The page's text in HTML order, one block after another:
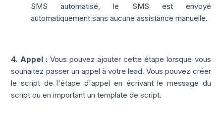
SMS automatisé, le SMS est envoyé
automatiquement sans aucune assistance manuelle.
4. Appel : Vous pouvez ajouter cette étape lorsque vous
souhaitez passer un appel à votre lead. Vous pouvez créer
le script de l'étape d'appel en écrivant le message du
script ou en important un template de script.